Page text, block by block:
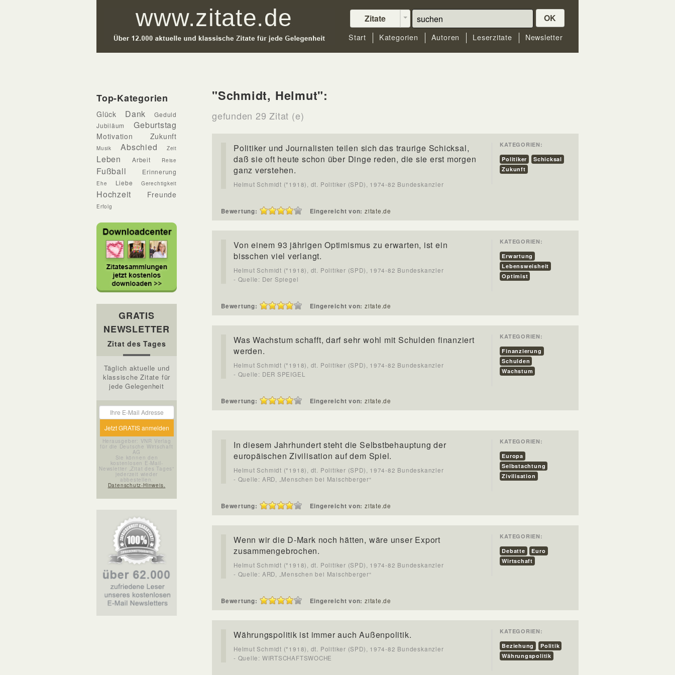
Zitate OK
Start Kategorien Autoren Leserzitate Newsletter
Top-Kategorien
Glück Dank
Geduld
Jubiläum
Geburtstag
Motivation Zukunft
Musik Abschied Zeit
Leben Arbeit Reise
Fußball Erinnerung
Ehe Liebe Gerechtigkeit
Hochzeit Freunde
Erfolg
GRATIS
NEWSLETTER
Zitat des Tages
Täglich aktuelle und
klassische Zitate für
jede Gelegenheit
Herausgeber: VNR Verlag
für die Deutsche Wirtschaft
AG
Sie können den
kostenlosen E-Mail-
Newsletter „Zitat des Tages“
jederzeit wieder
abbestellen.
Datenschutz-Hinweis.
"Schmidt, Helmut":
gefunden 29 Zitat (e)
Politiker und Journalisten teilen sich das traurige Schicksal,
daß sie oft heute schon über Dinge reden, die sie erst morgen
ganz verstehen.
Helmut Schmidt (*1918), dt. Politiker (SPD), 1974-82 Bundeskanzler
KATEGORIEN:
Politiker
Schicksal
Zukunft
Bewertung: Eingereicht von: zitate.de
Von einem 93 jährigen Optimismus zu erwarten, ist ein
bisschen viel verlangt.
Helmut Schmidt (*1918), dt. Politiker (SPD), 1974-82 Bundeskanzler
- Quelle: Der Spiegel
KATEGORIEN:
Erwartung
Lebensweisheit
Optimist
Bewertung: Eingereicht von: zitate.de
Was Wachstum schafft, darf sehr wohl mit Schulden finanziert
werden.
Helmut Schmidt (*1918), dt. Politiker (SPD), 1974-82 Bundeskanzler
- Quelle: DER SPEIGEL
KATEGORIEN:
Finanzierung
Schulden
Wachstum
Bewertung: Eingereicht von: zitate.de
In diesem Jahrhundert steht die Selbstbehauptung der
europäischen Zivilisation auf dem Spiel.
Helmut Schmidt (*1918), dt. Politiker (SPD), 1974-82 Bundeskanzler
- Quelle: ARD, „Menschen bei Maischberger“
KATEGORIEN:
Europa
Selbstachtung
Zivilisation
Bewertung: Eingereicht von: zitate.de
Wenn wir die D-Mark noch hätten, wäre unser Export
zusammengebrochen.
Helmut Schmidt (*1918), dt. Politiker (SPD), 1974-82 Bundeskanzler
- Quelle: ARD, „Menschen bei Maischberger“
KATEGORIEN:
Debatte
Euro
Wirtschaft
Bewertung: Eingereicht von: zitate.de
Währungspolitik ist immer auch Außenpolitik.
Helmut Schmidt (*1918), dt. Politiker (SPD), 1974-82 Bundeskanzler
- Quelle: WIRTSCHAFTSWOCHE
KATEGORIEN:
Beziehung
Politik
Währungspolitik